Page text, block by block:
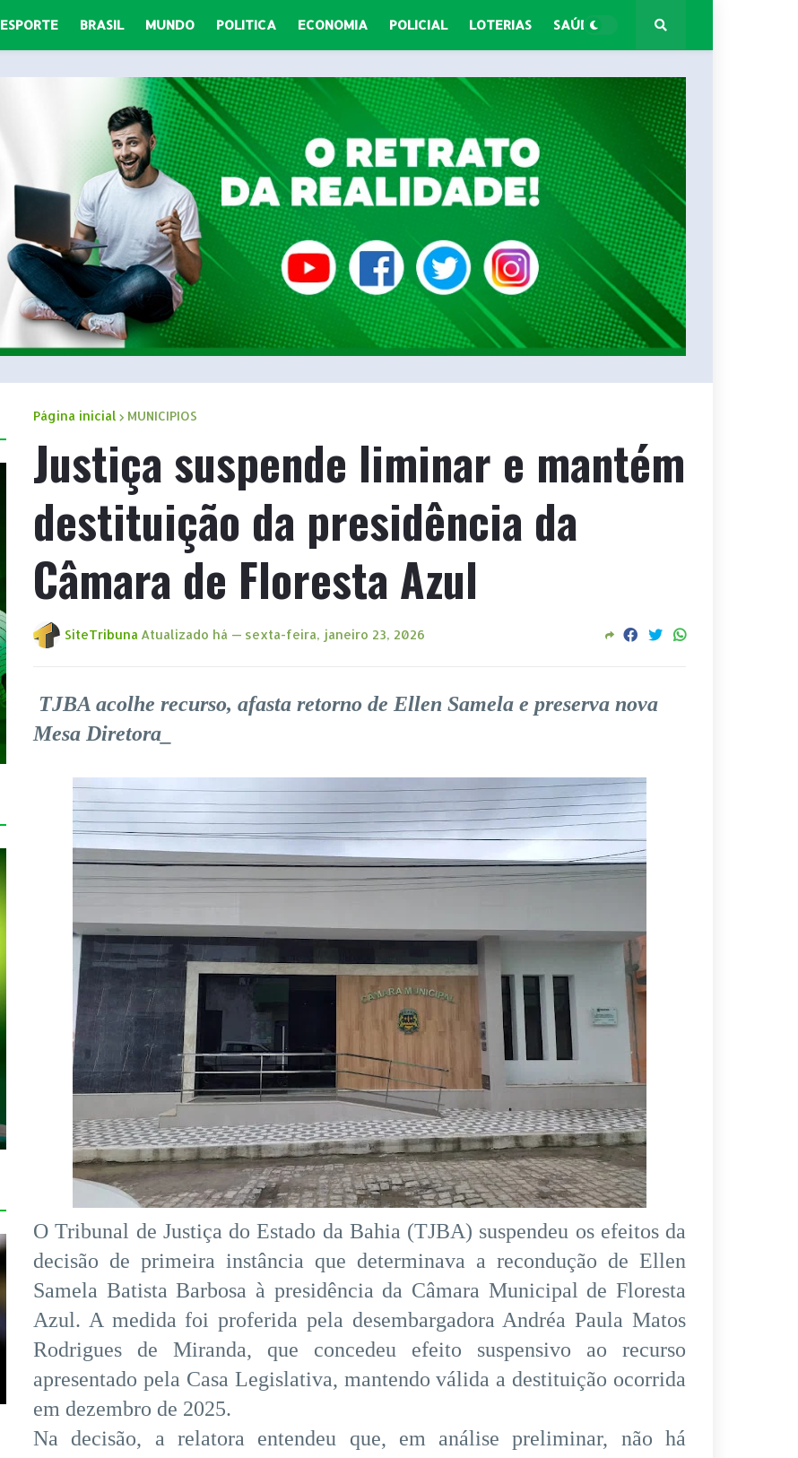
ESPORTE BRASIL MUNDO POLITICA ECONOMIA POLICIAL LOTERIAS SAÚDE
Página inicial MUNICIPIOS
Justiça suspende liminar e mantém
destituição da presidência da
Câmara de Floresta Azul
SiteTribuna Atualizado há — sexta-feira, janeiro 23, 2026
TJBA acolhe recurso, afasta retorno de Ellen Samela e preserva nova
Mesa Diretora_
O Tribunal de Justiça do Estado da Bahia (TJBA) suspendeu os efeitos da
decisão de primeira instância que determinava a recondução de Ellen
Samela Batista Barbosa à presidência da Câmara Municipal de Floresta
Azul. A medida foi proferida pela desembargadora Andréa Paula Matos
Rodrigues de Miranda, que concedeu efeito suspensivo ao recurso
apresentado pela Casa Legislativa, mantendo válida a destituição ocorrida
em dezembro de 2025.
Na decisão, a relatora entendeu que, em análise preliminar, não há